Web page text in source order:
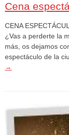
Cena
CENA
¿Vas a perderte la
más, os dejamos
espectáculo de la
→